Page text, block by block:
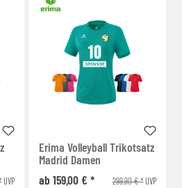
UVP
Erima Volleyball Trikotsatz
Madrid Damen
ab 159,00 € *
299,90 € *UVP